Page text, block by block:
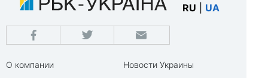
RU UA
О компании
Новости Украины